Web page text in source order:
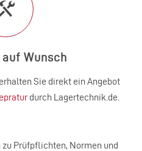
Wunsch
Sie direkt ein Angebot
durch Lagertechnik.de.
Prüfpflichten, Normen und